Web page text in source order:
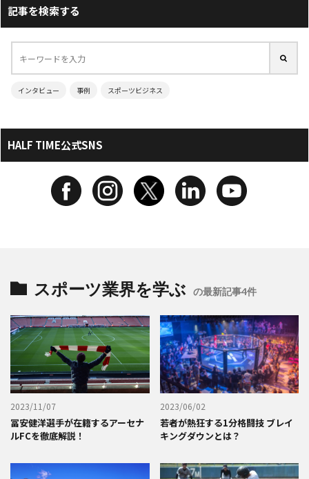
記事を検索する
インタビュー 事例 スポーツビジネス
HALF TIME公式SNS
スポーツ業界を学ぶ の最新記事4件
2023/11/07
冨安健洋選手が在籍するアーセナ
ルFCを徹底解説！
2023/06/02
若者が熱狂する1分格闘技 ブレイ
キングダウンとは？